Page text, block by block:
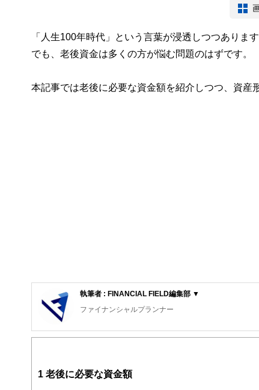
「人生100年時代」という言葉が浸透しつつありま
でも、老後資金は多くの方が悩む問題のはずです。
本記事では老後に必要な資金額を紹介しつつ、資産
執筆者 : FINANCIAL FIELD編集部 ▼
ファイナンシャルプランナー
FinancialField編集部は、金融、経済に関する記事を
案から記事掲載まですべての工程に関わることで、読
1 老後に必要な資金額